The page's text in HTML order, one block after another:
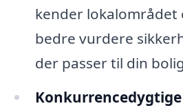
kender lokalområdet
bedre vurdere
der passer til din